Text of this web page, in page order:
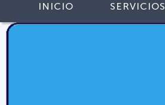
INICIO SERVICIOS